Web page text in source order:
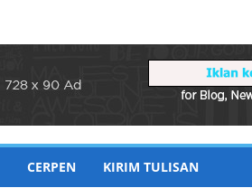
CERPEN KIRIM TULISAN